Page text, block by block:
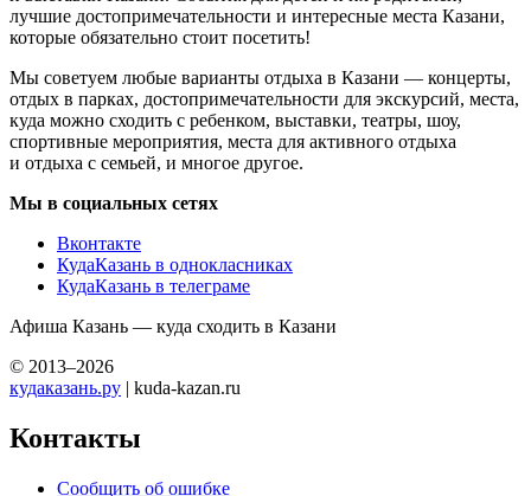
лучшие достопримечательности и интересные места Казани,
которые обязательно стоит посетить!
Мы советуем любые варианты отдыха в Казани — концерты,
отдых в парках, достопримечательности для экскурсий, места,
куда можно сходить с ребенком, выставки, театры, шоу,
спортивные мероприятия, места для активного отдыха
и отдыха с семьей, и многое другое.
Мы в социальных сетях
Вконтакте
КудаКазань в однокласниках
КудаКазань в телеграме
Афиша Казань — куда сходить в Казани
© 2013–2026
кудаказань.ру | kuda-kazan.ru
Контакты
Сообщить об ошибке